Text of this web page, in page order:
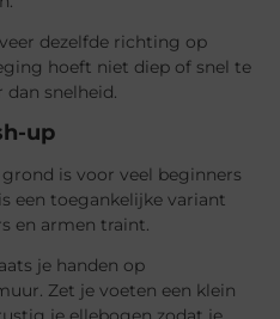
dezelfde richting op
hoeft niet diep of snel te
snelheid.
up
is voor veel beginners
een toegankelijke variant
en armen traint.
je handen op
Zet je voeten een klein